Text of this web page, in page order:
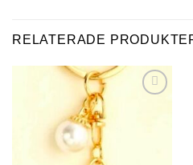
RELATERADE